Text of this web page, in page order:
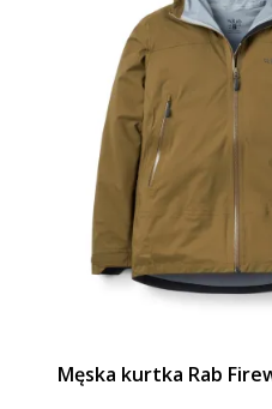
Męska kurtka Rab